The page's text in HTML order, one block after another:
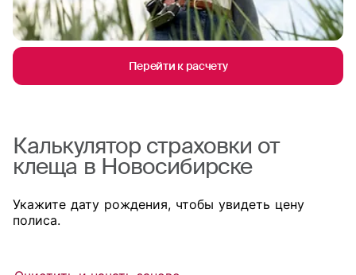
Перейти к расчету
Калькулятор страховки от
клеща в Новосибирске
Укажите дату рождения, чтобы увидеть цену
полиса.